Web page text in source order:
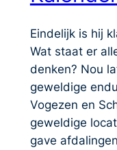
Eindelijk is hij
Wat staat er
denken? Nou
geweldige
Vogezen en
geweldige
gave